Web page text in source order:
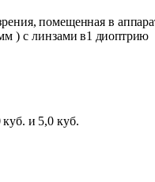
помещенная в
) с линзами в1 диоптрию
куб. и 5,0 куб.